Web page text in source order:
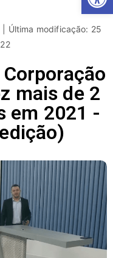
Última modificação: 25
mais de 2
em 2021 -